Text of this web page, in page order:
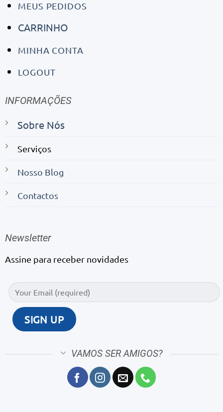
MEUS PEDIDOS
CARRINHO
MINHA CONTA
LOGOUT
INFORMAÇÕES
Sobre Nós
Serviços
Nosso Blog
Contactos
Newsletter
Assine para receber novidades
VAMOS SER AMIGOS?